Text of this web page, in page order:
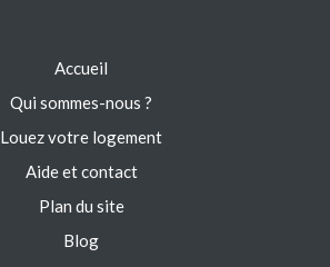
Accueil
Qui sommes-nous ?
Louez votre logement
Aide et contact
Plan du site
Blog